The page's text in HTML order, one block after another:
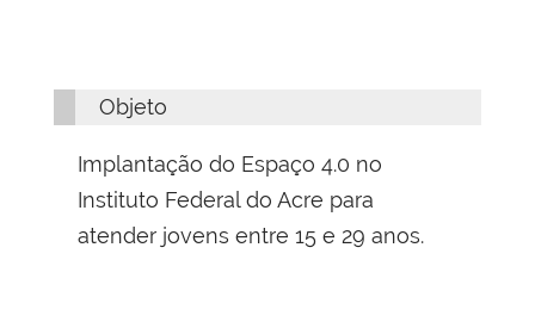
Objeto
Implantação do Espaço 4.0 no
Instituto Federal do Acre para
atender jovens entre 15 e 29 anos.